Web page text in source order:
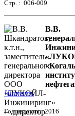
Стр. : 006-009
В.В.
Читать
Год издания: 2016